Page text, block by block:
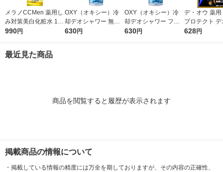
メラノCCMen 薬用し
み対策美白化粧水 170
ml ロート製薬
990円
OXY（オキシー）冷
却デオシャワー 無香
料 200ml 1個 ロート
630円
OXY（オキシー）冷
却デオシャワー フレ
ッシュアップルの香り
630円
デ・オウ 薬用
プロテクト
ム 全身用 男
628円
最近見た商品
商品を閲覧すると履歴が表示されます
掲載商品の情報について
・ 掲載している情報の精度には万全を期しておりますが、その内容の正確性、